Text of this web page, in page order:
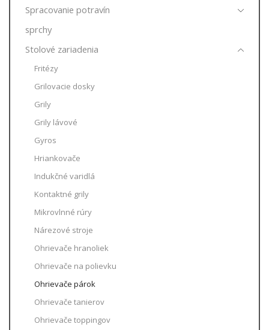
Spracovanie potravín
sprchy
Stolové zariadenia
Fritézy
Grilovacie dosky
Grily
Grily lávové
Gyros
Hriankovače
Indukčné varidlá
Kontaktné grily
Mikrovlnné rúry
Nárezové stroje
Ohrievače hranoliek
Ohrievače na polievku
Ohrievače párok
Ohrievače tanierov
Ohrievače toppingov